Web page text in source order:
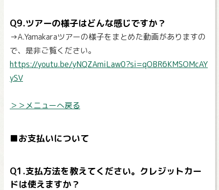
Q9.ツアーの様子はどんな感じですか？
→A.Yamakaraツアーの様子をまとめた動画がありますの
で、是非ご覧ください。
https://youtu.be/yNQZAmiLaw0?si=qOBR6KMSOMcAY
ySV
＞＞メニューへ戻る
■お支払いについて
Q1.支払方法を教えてください。クレジットカー
ドは使えますか？